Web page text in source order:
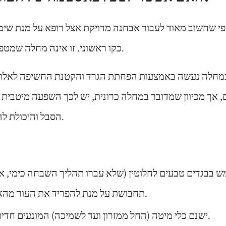
שחשוב מאוד לעבור אבחנה מדויקת אצל רופא על מנת
כקו ראשוני. זו אינה מחלה שמטפלים בה אך ורק לבד.
נעשה באמצעות הפחתת הגרד והקטנת החשיפה
אך מכיוון שמדובר במחלה כרונית, יש לכך השפעה
הסבל והיכולת להתמודד עם המחלה.
בבגדים טבעים לחלוטין (שלא עברו תהליך השבחה כימי,
תחבושת על מנת להפריד את העור מהאלרגנים שבחוץ.
ישנם כלי מיטה (החל ממזרון ועד לשמיכה) המונעים חדירה של אלרגנים.